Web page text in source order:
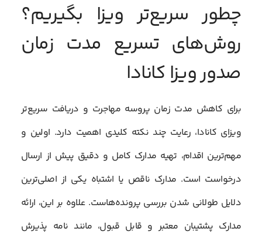
چطور سریع‌تر ویزا بگیریم؟
روش‌های تسریع مدت زمان
صدور ویزا کانادا
برای کاهش مدت زمان پروسه مهاجرت و دریافت سریع‌تر
ویزای کانادا، رعایت چند نکته کلیدی اهمیت دارد. اولین و
مهم‌ترین اقدام، تهیه مدارک کامل و دقیق پیش از ارسال
درخواست است. مدارک ناقص یا اشتباه یکی از اصلی‌ترین
دلایل طولانی شدن بررسی پرونده‌هاست. علاوه بر این، ارائه
مدارک پشتیبان معتبر و قابل قبول، مانند نامه پذیرش